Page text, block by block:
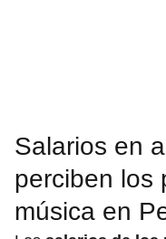
Salarios en
perciben los
música en